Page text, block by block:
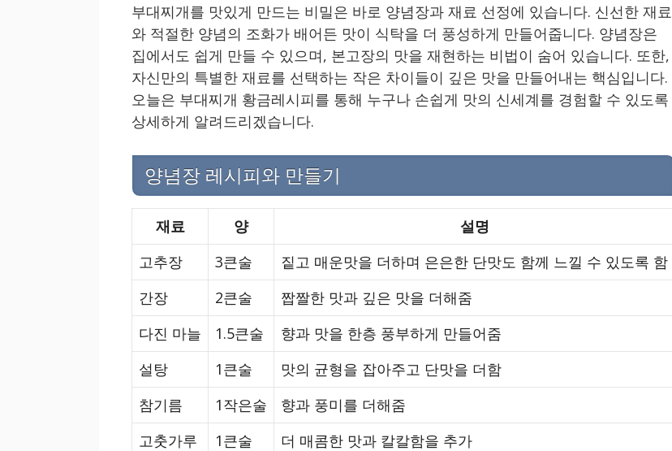
부대찌개를 맛있게 만드는 비밀은 바로 양념장과 재료 선정에 있습니다. 신선한 재료
와 적절한 양념의 조화가 배어든 맛이 식탁을 더 풍성하게 만들어줍니다. 양념장은
집에서도 쉽게 만들 수 있으며, 본고장의 맛을 재현하는 비법이 숨어 있습니다. 또한,
자신만의 특별한 재료를 선택하는 작은 차이들이 깊은 맛을 만들어내는 핵심입니다.
오늘은 부대찌개 황금레시피를 통해 누구나 손쉽게 맛의 신세계를 경험할 수 있도록
상세하게 알려드리겠습니다.
양념장 레시피와 만들기
재료 양
설명
고추장
3큰술
짙고 매운맛을 더하며 은은한 단맛도 함께 느낄 수 있도록 함
간장
2큰술
짭짤한 맛과 깊은 맛을 더해줌
다진 마늘
1.5큰술
향과 맛을 한층 풍부하게 만들어줌
설탕
1큰술
맛의 균형을 잡아주고 단맛을 더함
참기름
1작은술
향과 풍미를 더해줌
고춧가루
1큰술
더 매콤한 맛과 칼칼함을 추가